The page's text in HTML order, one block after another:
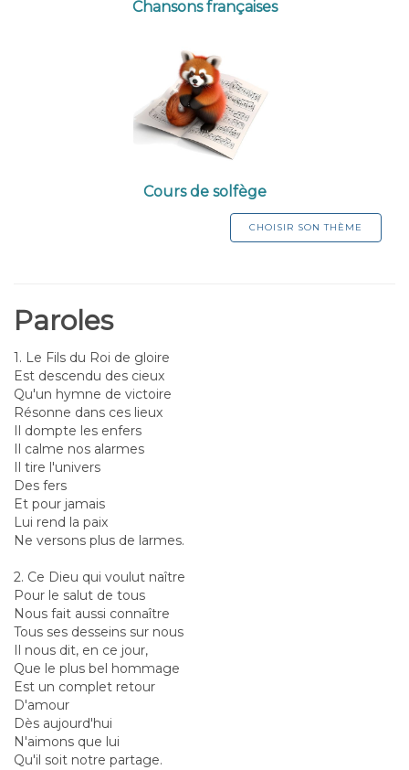
Chansons françaises
Cours de solfège
CHOISIR SON THÈME
Paroles
1. Le Fils du Roi de gloire
Est descendu des cieux
Qu'un hymne de victoire
Résonne dans ces lieux
Il dompte les enfers
Il calme nos alarmes
Il tire l'univers
Des fers
Et pour jamais
Lui rend la paix
Ne versons plus de larmes.
2. Ce Dieu qui voulut naître
Pour le salut de tous
Nous fait aussi connaître
Tous ses desseins sur nous
Il nous dit, en ce jour,
Que le plus bel hommage
Est un complet retour
D'amour
Dès aujourd'hui
N'aimons que lui
Qu'il soit notre partage.